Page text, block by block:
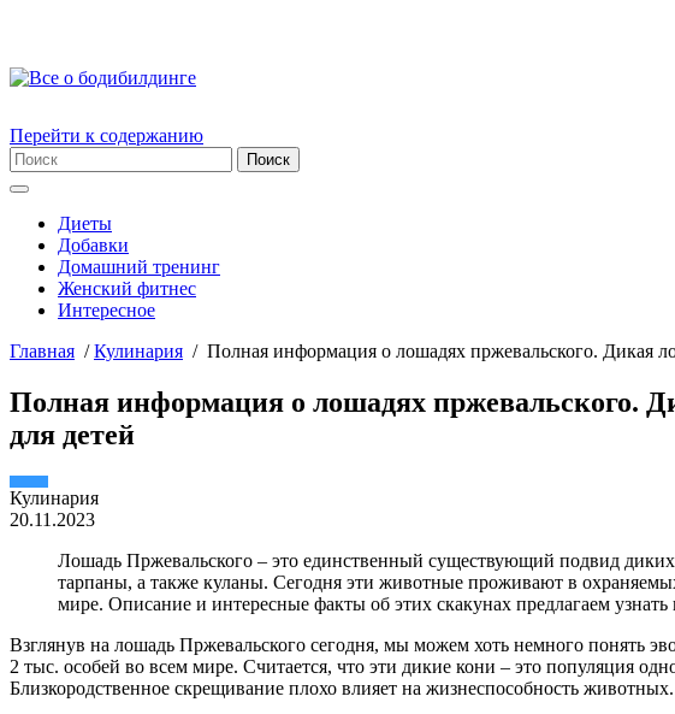
Перейти к содержанию
Диеты
Добавки
Домашний тренинг
Женский фитнес
Интересное
Главная /Кулинария / Полная информация о лошадях пржевальского. Дикая
Полная информация о лошадях пржевальского.
для детей
Кулинария
20.11.2023
Лошадь Пржевальского – это единственный существующий подвид
тарпаны, а также куланы. Сегодня эти животные проживают в
мире. Описание и интересные факты об этих скакунах предлагаем узнать
Взглянув на лошадь Пржевальского сегодня, мы можем хоть немного понять
2 тыс. особей во всем мире. Считается, что эти дикие кони – это популяция
Близкородственное скрещивание плохо влияет на жизнеспособность животных.